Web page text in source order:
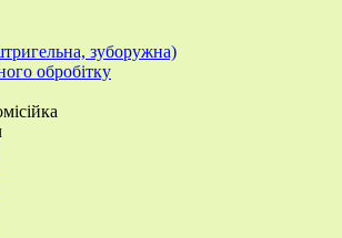
зуборужна)
обробітку